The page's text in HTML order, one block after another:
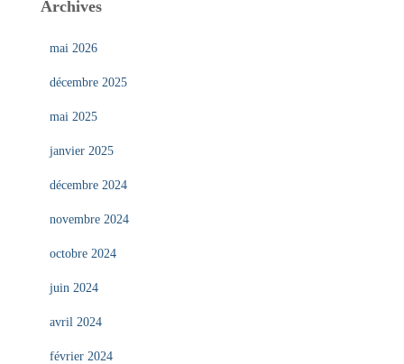
Archives
mai 2026
décembre 2025
mai 2025
janvier 2025
décembre 2024
novembre 2024
octobre 2024
juin 2024
avril 2024
février 2024